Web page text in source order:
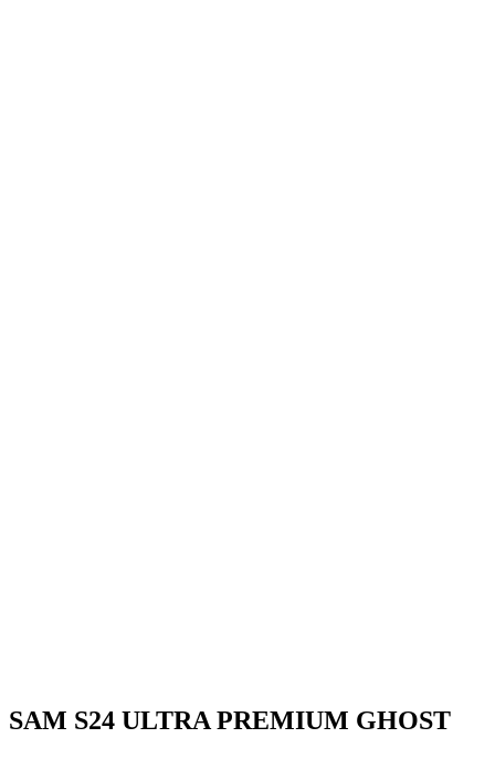
SAM S24 ULTRA PREMIUM GHOST